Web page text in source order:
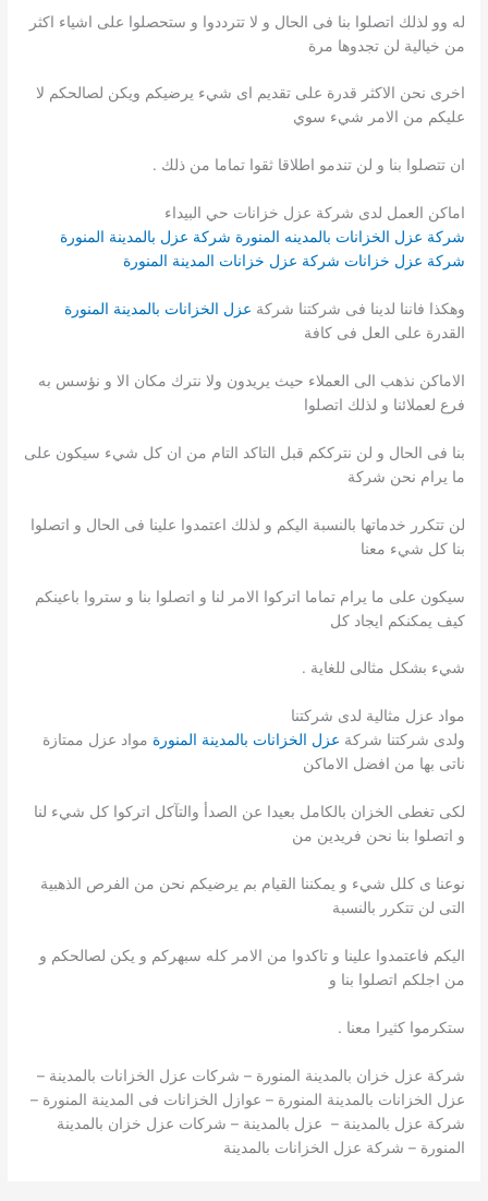
له وو لذلك اتصلوا بنا فى الحال و لا تترددوا و ستحصلوا على اشياء اكثر
من خيالية لن تجدوها مرة
اخرى نحن الاكثر قدرة على تقديم اى شيء يرضيكم ويكن لصالحكم لا
عليكم من الامر شيء سوي
ان تتصلوا بنا و لن تندمو اطلاقا ثقوا تماما من ذلك .
اماكن العمل لدى شركة عزل خزانات حي البيداء
شركة عزل الخزانات بالمدينه المنورة شركة عزل بالمدينة المنورة
شركة عزل خزانات شركة عزل خزانات المدينة المنورة
وهكذا فاننا لدينا فى شركتنا شركة عزل الخزانات بالمدينة المنورة
القدرة على العل فى كافة
الاماكن نذهب الى العملاء حيث يريدون ولا نترك مكان الا و نؤسس به
فرع لعملائنا و لذلك اتصلوا
بنا فى الحال و لن نترككم قبل التاكد التام من ان كل شيء سيكون على
ما يرام نحن شركة
لن تتكرر خدماتها بالنسبة اليكم و لذلك اعتمدوا علينا فى الحال و اتصلوا
بنا كل شيء معنا
سيكون على ما يرام تماما اتركوا الامر لنا و اتصلوا بنا و ستروا باعينكم
كيف يمكنكم ايجاد كل
شيء بشكل مثالى للغاية .
مواد عزل مثالية لدى شركتنا
ولدى شركتنا شركة عزل الخزانات بالمدينة المنورة مواد عزل ممتازة
ناتى بها من افضل الاماكن
لكى تغطى الخزان بالكامل بعيدا عن الصدأ والتآكل اتركوا كل شيء لنا
و اتصلوا بنا نحن فريدين من
نوعنا ى كلل شيء و يمكننا القيام بم يرضيكم نحن من الفرص الذهبية
التى لن تتكرر بالنسبة
اليكم فاعتمدوا علينا و تاكدوا من الامر كله سبهركم و يكن لصالحكم و
من اجلكم اتصلوا بنا و
ستكرموا كثيرا معنا .
شركة عزل خزان بالمدينة المنورة – شركات عزل الخزانات بالمدينة –
عزل الخزانات بالمدينة المنورة – عوازل الخزانات فى المدينة المنورة –
شركة عزل بالمدينة – عزل بالمدينة – شركات عزل خزان بالمدينة
المنورة – شركة عزل الخزانات بالمدينة